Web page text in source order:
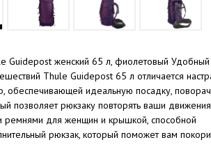
Guidepost женский 65 л, фиолетовый
Thule Guidepost 65 л отличается
обеспечивающей идеальную посадку,
позволяет рюкзаку повторять ваши
для женщин и крышкой, способной
рюкзак, который поможет вам